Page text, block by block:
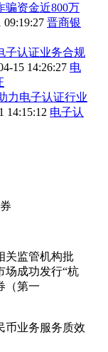
骗资金近800万
09:19:27 晋商银
认证业务合规
15 14:26:27 电
力电子认证行业
14:15:12 电子认
关监管机构批
场成功发行“杭
（第一
币业务服务质效